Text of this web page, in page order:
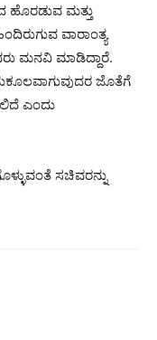
ಹೊರಡುವ ಮತ್ತು
ವಾರಾಂತ್ಯ
ಮನವಿ ಮಾಡಿದ್ದಾರೆ.
ಜೊತೆಗೆ
ಎಂದು
ಸಚಿವರನ್ನು